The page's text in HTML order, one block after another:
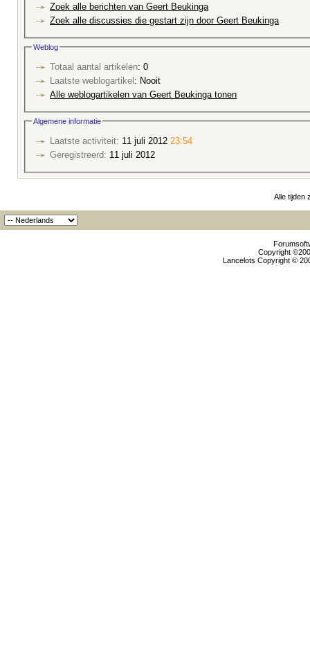
Zoek alle berichten van Geert Beukinga
Zoek alle discussies die gestart zijn door Geert Beukinga
Weblog
Totaal aantal artikelen: 0
Laatste weblogartikel
: Nooit
Alle weblogartikelen van Geert Beukinga tonen
Algemene informatie
Laatste activiteit: 11 juli 2012 23:54
Geregistreerd: 11 juli 2012
Alle tijden
Copyright
Lancelots Copyright ©